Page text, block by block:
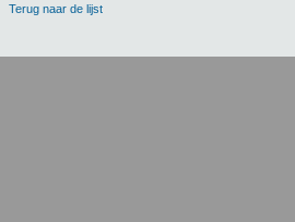
Terug naar de lijst